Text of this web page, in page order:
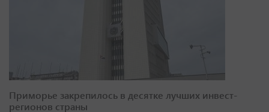
Приморье закрепилось в десятке лучших инвест-
регионов страны